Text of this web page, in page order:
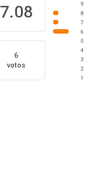
7.08
6
votos
9
8
7
6
5
4
3
2
1